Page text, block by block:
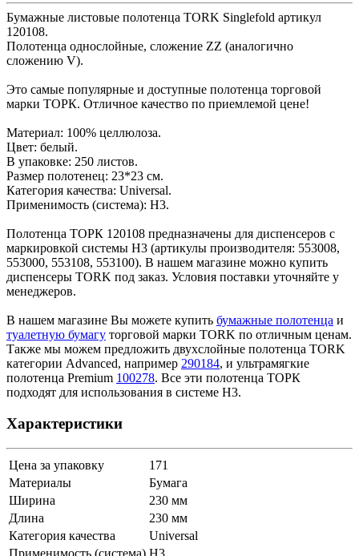
Бумажные листовые полотенца TORK Singlefold артикул
120108.
Полотенца однослойные, сложение ZZ (аналогично
сложению V).
Это самые популярные и доступные полотенца торговой
марки ТОРК. Отличное качество по приемлемой цене!
Материал: 100% целлюлоза.
Цвет: белый.
В упаковке: 250 листов.
Размер полотенец: 23*23 см.
Категория качества: Universal.
Применимость (система): H3.
Полотенца ТОРК 120108 предназначены для диспенсеров с
маркировкой системы H3 (артикулы производителя: 553008,
553000, 553108, 553100). В нашем магазине можно купить
диспенсеры TORK под заказ. Условия поставки уточняйте у
менеджеров.
В нашем магазине Вы можете купить бумажные полотенца и
туалетную бумагу торговой марки TORK по отличным ценам.
Также мы можем предложить двухслойные полотенца TORK
категории Advanced, например 290184, и ультрамягкие
полотенца Premium 100278. Все эти полотенца ТОРК
подходят для использования в системе H3.
Характеристики
Цена за упаковку
171
Материалы
Бумага
Ширина
230 мм
Длина
230 мм
Категория качества
Universal
Применимость (система) H3